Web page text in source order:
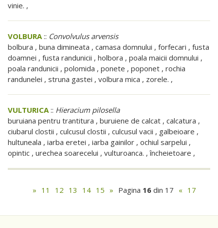
vinie. ,
VOLBURA :: Convolvulus arvensis
bolbura , buna dimineata , camasa domnului , forfecari , fusta
doamnei , fusta randunicii , holbora , poala maicii domnului ,
poala randunicii , polomida , ponete , poponet , rochia
randunelei , struna gastei , volbura mica , zorele. ,
VULTURICA :: Hieracium pilosella
buruiana pentru trantitura , buruiene de calcat , calcatura ,
ciubarul clostii , culcusul clostii , culcusul vacii , galbeioare ,
hultuneala , iarba eretei , iarba gainilor , ochiul sarpelui ,
opintic , urechea soarecelui , vulturoanca. , încheietoare ,
» 11 12 13 14 15 » Pagina 16din 17 « 17